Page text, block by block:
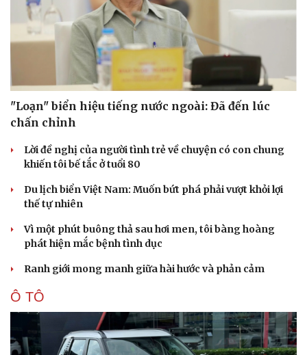
"Loạn" biển hiệu tiếng nước ngoài: Đã đến lúc
chấn chỉnh
Lời đề nghị của người tình trẻ về chuyện có con chung
khiến tôi bế tắc ở tuổi 80
Du lịch biển Việt Nam: Muốn bứt phá phải vượt khỏi lợi
thế tự nhiên
Vì một phút buông thả sau hơi men, tôi bàng hoàng
phát hiện mắc bệnh tình dục
Ranh giới mong manh giữa hài hước và phản cảm
Ô TÔ